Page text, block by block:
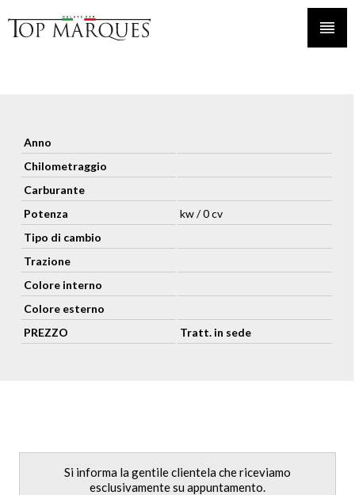
Anno
Chilometraggio
Carburante
Potenza
kw / 0 cv
Tipo di cambio
Trazione
Colore interno
Colore esterno
PREZZO
Tratt. in sede
Si informa la gentile clientela che riceviamo
esclusivamente su appuntamento.